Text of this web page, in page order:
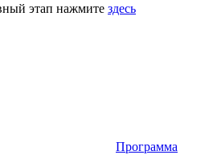
этап нажмите здесь
Программа